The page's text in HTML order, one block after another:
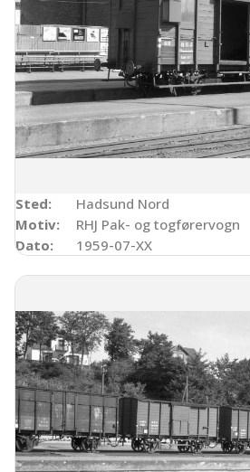
Sted:
Hadsund Nord
Motiv:
RHJ Pak- og togførervogn
Dato:
1959-07-XX